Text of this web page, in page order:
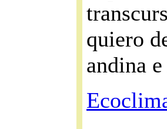
quiero
andina